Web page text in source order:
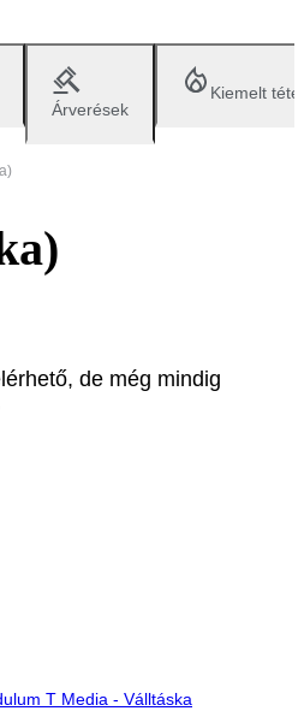
Árverések
Kiemelt
de még mindig
T Media - Válltáska